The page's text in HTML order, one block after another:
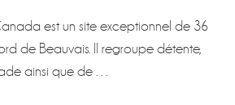
est un site exceptionnel de 36
de Beauvais. Il regroupe détente,
ainsi que de …